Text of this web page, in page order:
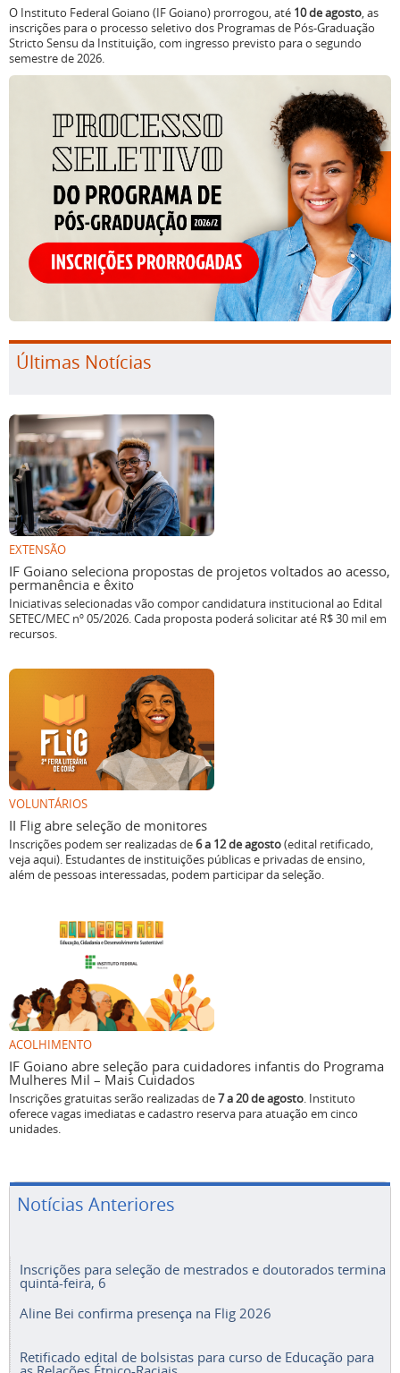
O Instituto Federal Goiano (IF Goiano) prorrogou, até 10 de agosto, as
inscrições para o processo seletivo dos Programas de Pós-Graduação
Stricto Sensu da Instituição, com ingresso previsto para o segundo
semestre de 2026.
Últimas Notícias
EXTENSÃO
IF Goiano seleciona propostas de projetos voltados ao acesso,
permanência e êxito
Iniciativas selecionadas vão compor candidatura institucional ao Edital
SETEC/MEC nº 05/2026. Cada proposta poderá solicitar até R$ 30 mil em
recursos.
VOLUNTÁRIOS
II Flig abre seleção de monitores
Inscrições podem ser realizadas de6 a 12 de agosto(edital retificado,
veja aqui). Estudantes de instituições públicas e privadas de ensino,
além de pessoas interessadas, podem participar da seleção.
ACOLHIMENTO
IF Goiano abre seleção para cuidadores infantis do Programa
Mulheres Mil – Mais Cuidados
Inscrições gratuitas serão realizadas de7 a 20 de agosto. Instituto
oferece vagas imediatas e cadastro reserva para atuação em cinco
unidades.
Notícias Anteriores
Inscrições para seleção de mestrados e doutorados termina
quinta-feira, 6
Aline Bei confirma presença na Flig 2026
Retificado edital de bolsistas para curso de Educação para